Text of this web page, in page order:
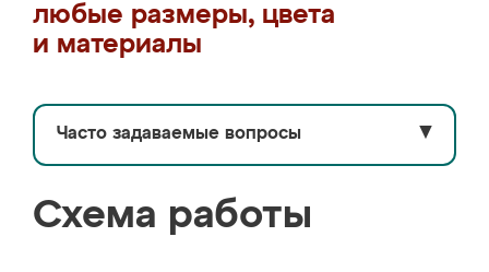
любые размеры, цвета
и материалы
Часто задаваемые вопросы ▼
Схема работы